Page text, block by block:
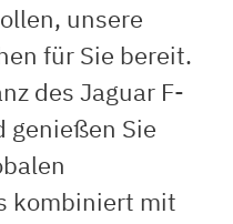
unsere
für Sie bereit.
des Jaguar F-
genießen Sie
kombiniert mit